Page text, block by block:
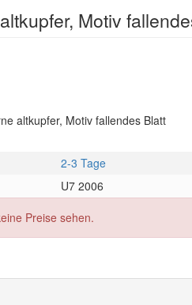
Motiv
altkupfer, Motiv fallendes Blatt
2-3 Tage
U7 2006
Preise sehen.